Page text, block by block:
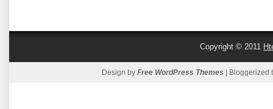
Copyright © 2011
Design by Free WordPress Themes | Bloggerized